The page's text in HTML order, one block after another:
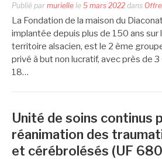
Publié par murielle le 5 mars 2022 dans
La Fondation de la maison du
implantée depuis plus de 150 ans sur
territoire alsacien, est le 2 ème
privé à but non lucratif, avec près de
18…
Unité de soins continus
réanimation des
et cérébrolésés (UF